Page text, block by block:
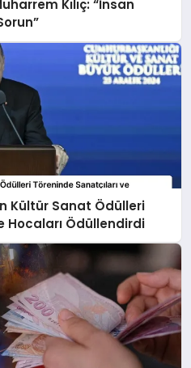
Kılıç: “İnsan
Kültür Sanat Ödülleri
Hocaları Ödüllendirdi